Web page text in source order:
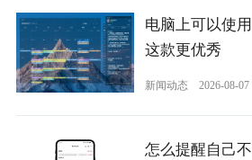
电脑上可以使
这款更优秀
新闻动态 2026-08-07
怎么提醒自己